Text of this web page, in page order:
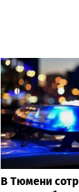
В Тюмени